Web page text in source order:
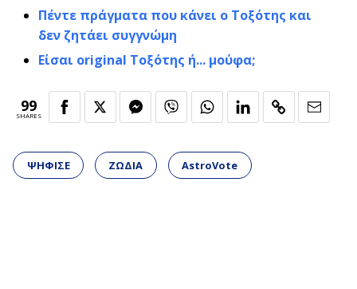
Πέντε πράγματα που κάνει ο Τοξότης και
δεν ζητάει συγγνώμη
Είσαι original Τοξότης ή... μούφα;
99
SHARES
ΨΗΦΙΣΕ ΖΩΔΙΑ AstroVote